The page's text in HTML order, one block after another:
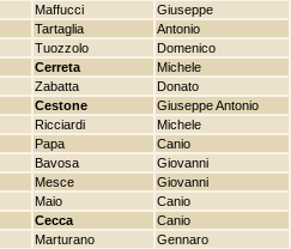
Maffucci Giuseppe
Tartaglia Antonio
Tuozzolo Domenico
Cerreta Michele
Zabatta Donato
Cestone Giuseppe Antonio
Ricciardi Michele
Papa Canio
Bavosa Giovanni
Mesce Giovanni
Maio Canio
Cecca Canio
Marturano Gennaro